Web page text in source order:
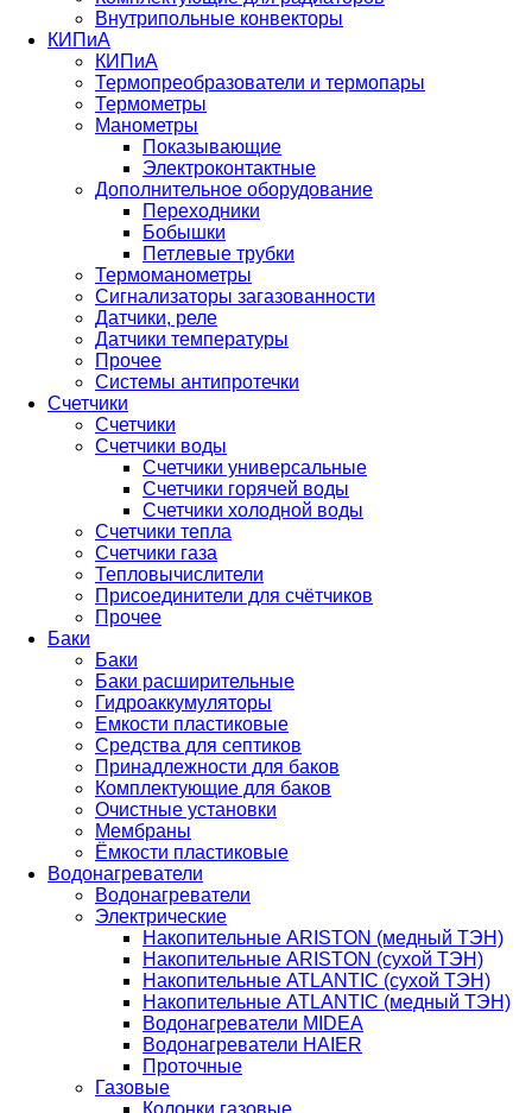
Внутрипольные конвекторы
КИПиА
КИПиА
Термопреобразователи и термопары
Термометры
Манометры
Показывающие
Электроконтактные
Дополнительное оборудование
Переходники
Бобышки
Петлевые трубки
Термоманометры
Сигнализаторы загазованности
Датчики, реле
Датчики температуры
Прочее
Системы антипротечки
Счетчики
Счетчики
Счетчики воды
Счетчики универсальные
Счетчики горячей воды
Счетчики холодной воды
Счетчики тепла
Счетчики газа
Тепловычислители
Присоединители для счётчиков
Прочее
Баки
Баки
Баки расширительные
Гидроаккумуляторы
Емкости пластиковые
Средства для септиков
Принадлежности для баков
Комплектующие для баков
Очистные установки
Мембраны
Ёмкости пластиковые
Водонагреватели
Водонагреватели
Электрические
Накопительные ARISTON (медный ТЭН)
Накопительные ARISTON (сухой ТЭН)
Накопительные ATLANTIC (сухой ТЭН)
Накопительные ATLANTIC (медный ТЭН)
Водонагреватели MIDEA
Водонагреватели HAIER
Проточные
Газовые